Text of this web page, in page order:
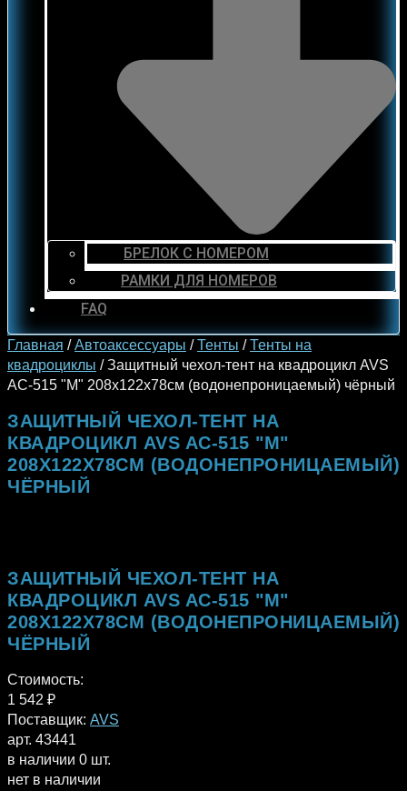
БРЕЛОК С НОМЕРОМ
РАМКИ ДЛЯ НОМЕРОВ
FAQ
Главная /Автоаксессуары /Тенты /Тенты на
квадроциклы / Защитный чехол-тент на квадроцикл AVS
AC-515 "M" 208х122х78см (водонепроницаемый) чёрный
ЗАЩИТНЫЙ ЧЕХОЛ-ТЕНТ НА
КВАДРОЦИКЛ AVS AC-515 "M"
208Х122Х78СМ (ВОДОНЕПРОНИЦАЕМЫЙ)
ЧЁРНЫЙ
ЗАЩИТНЫЙ ЧЕХОЛ-ТЕНТ НА
КВАДРОЦИКЛ AVS AC-515 "M"
208Х122Х78СМ (ВОДОНЕПРОНИЦАЕМЫЙ)
ЧЁРНЫЙ
Стоимость:
1 542 ₽
Поставщик: AVS
арт. 43441
в наличии 0 шт.
нет в наличии